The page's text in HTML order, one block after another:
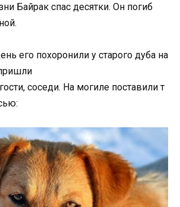
Байрак спас десятки. Он погиб
.
его похоронили у старого дуба на
гости, соседи. На могиле поставили т